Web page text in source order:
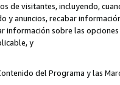
de visitantes, incluyendo,
y anuncios, recabar
información sobre las
y
del Programa y las